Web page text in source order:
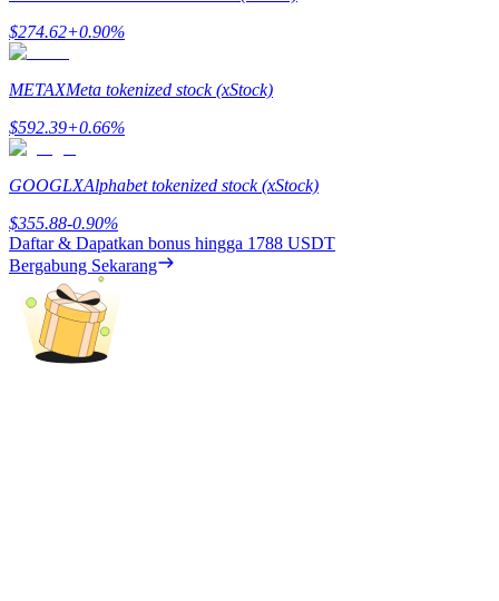
BTC Welcome Rewards
Deposit & Trade BTC to Share 25000 USDT prize pool!
$274.62+0.90%
METAXMeta tokenized stock (xStock)
$592.39+0.66%
GOOGLXAlphabet tokenized stock (xStock)
$355.88-0.90%
Daftar & Dapatkan bonus hingga 1788 USDT
Bergabung Sekarang